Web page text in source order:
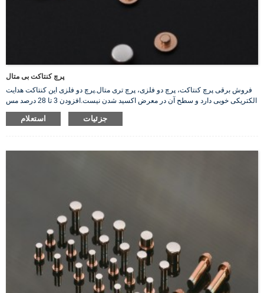
پرچ کنتاکت بی متال
فروش برقی پرچ کنتاکت، پرچ دو فلزی، پرچ تری متال.پرچ دو فلزی این کنتاکت هدایت
الکتریکی خوبی دارد و سطح آن در معرض اکسید شدن نیست.افزودن 3 تا 28 درصد مس
استعلام جزئیات